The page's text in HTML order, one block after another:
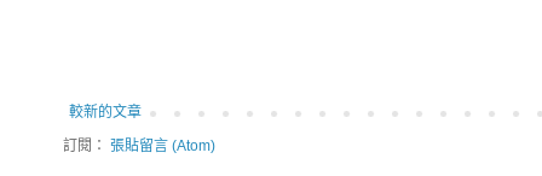
較新的文章
訂閱： 張貼留言 (Atom)